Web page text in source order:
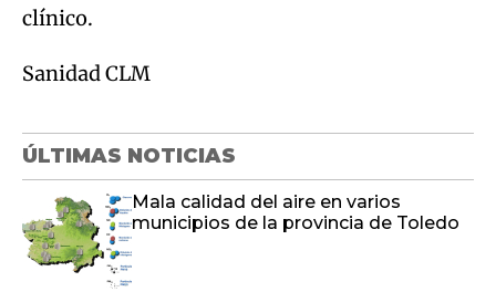
clínico.
Sanidad CLM
ÚLTIMAS NOTICIAS
Mala calidad del aire en varios
municipios de la provincia de Toledo